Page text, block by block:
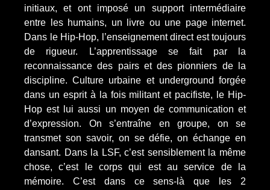
initiaux, et ont imposé un support intermédiaire
entre les humains, un livre ou une page internet.
Dans le Hip-Hop, l’enseignement direct est toujours
de rigueur. L’apprentissage se fait par la
reconnaissance des pairs et des pionniers de la
discipline. Culture urbaine et underground forgée
dans un esprit à la fois militant et pacifiste, le Hip-
Hop est lui aussi un moyen de communication et
d’expression. On s’entraîne en groupe, on se
transmet son savoir, on se défie, on échange en
dansant. Dans la LSF, c’est sensiblement la même
chose, c’est le corps qui est au service de la
mémoire. C’est dans ce sens-là que les 2